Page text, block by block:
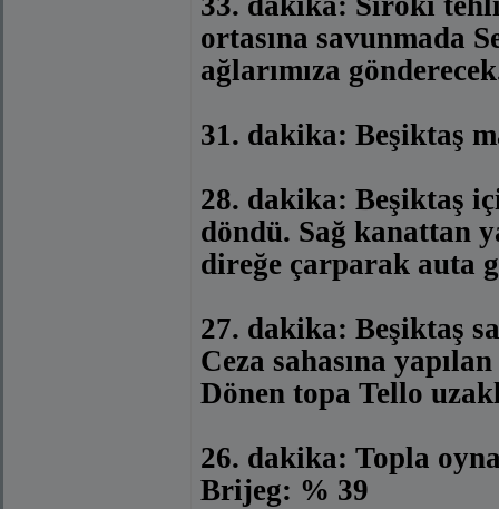
ortasına savunmada
ağlarımıza
31. dakika: Beşiktaş
28. dakika: Beşiktaş
döndü. Sağ kanattan
direğe çarparak auta
27. dakika: Beşiktaş
Ceza sahasına
Dönen topa Tello
26. dakika: Topla
Brijeg: % 39